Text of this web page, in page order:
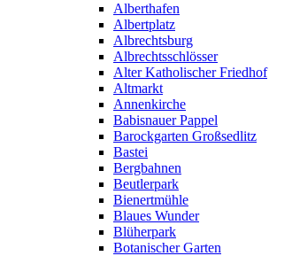
Alberthafen
Albertplatz
Albrechtsburg
Albrechtsschlösser
Alter Katholischer Friedhof
Altmarkt
Annenkirche
Babisnauer Pappel
Barockgarten Großsedlitz
Bastei
Bergbahnen
Beutlerpark
Bienertmühle
Blaues Wunder
Blüherpark
Botanischer Garten